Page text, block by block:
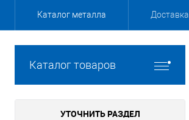
Каталог металла Доставка
Каталог товаров
УТОЧНИТЬ РАЗДЕЛ